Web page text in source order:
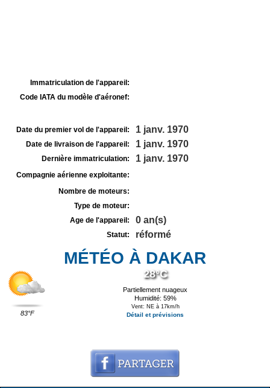
Immatriculation de l'appareil:
Code IATA du modèle d'aéronef:
Date du premier vol de l'appareil: 1 janv. 1970
Date de livraison de l'appareil: 1 janv. 1970
Dernière immatriculation: 1 janv. 1970
Compagnie aérienne exploitante:
Nombre de moteurs:
Type de moteur:
Age de l'appareil:
0 an(s)
Statut: réformé
MÉTÉO À DAKAR
83°F
28°C
Partiellement nuageux
Humidité: 59%
Vent: NE à 17km/h
Détail et prévisions